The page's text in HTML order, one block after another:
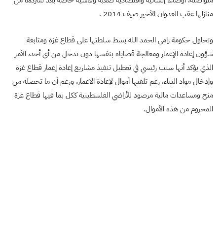
منازلها عقب العدوان الأخير صيف 2014
.
وتحاول حكومة رامي الحمد الله بسط سلطتها على قطاع غزة ومتابعة
شؤون إعادة الإعمار ومعالجة قضاياه بنفسها دون تدخل من أي أحد، الأمر
الذي يؤكد أنها سبب رئيسي في تعطيل تنفيذ مشاريع إعادة إعمار قطاع غزة
وإدخال مواد البناء، رغم تلقيها أموال لإعادة الاعمار، ورغم أن ما تحصله من
منح ومساعدات مالية مرصود للأراضي الفلسطينية ككل بما فيها قطاع غزة
المحروم من هذه الأموال.